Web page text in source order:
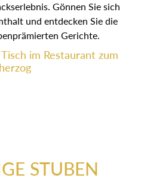
Gönnen Sie sich
und entdecken Sie die
Gerichte.
im Restaurant zum
STUBEN